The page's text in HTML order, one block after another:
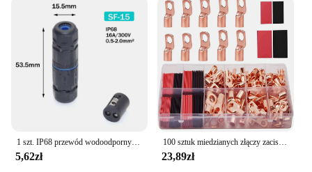
5,62zł
100 sztuk miedzianych złączy zaciskowych, AWG 4 6 8 10 12 zestaw końcówek pierścieniowych z rurką termokurczliwą 50 końcówek kablowych akumulatora, z 50 przewodami termokurczliwymi
23,89zł